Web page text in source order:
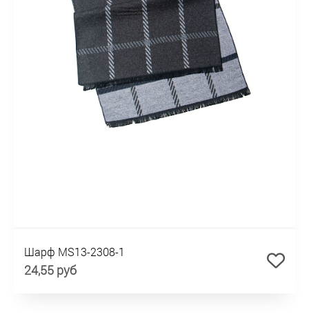
Шарф MS13-2308-1
24,55 руб